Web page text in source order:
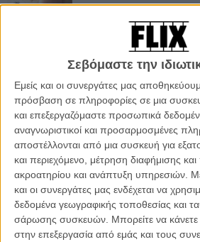
Σεβόμαστε την
Εμείς και οι συνεργάτες μας
πρόσβαση σε πληροφορίες σε μια
και επεξεργαζόμαστε προσωπικά
αναγνωριστικοί και προσαρμοσμένες
αποστέλλονται από μια συσκευή για
και περιεχόμενο, μέτρηση διαφήμισης
ακροατηρίου και ανάπτυξη υπηρεσιών.
και οι συνεργάτες μας ενδέχεται να
δεδομένα γεωγραφικής τοποθεσίας και
σάρωσης συσκευών. Μπορείτε να κάνετε
στην επεξεργασία από εμάς και τους
ΑΡΘΡΑ
Κάννες 2011: Επίσημο
ΘΕΜΑΤΑ /09 ΜΑΙ 2011/ Γιώργος
Μπεν Αφλεκ: ο auteur που δε
/ 16 ΙΟΥΝ 2011 Λήδα Γαλανού